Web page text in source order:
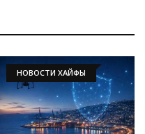
НОВОСТИ ХАЙФЫ